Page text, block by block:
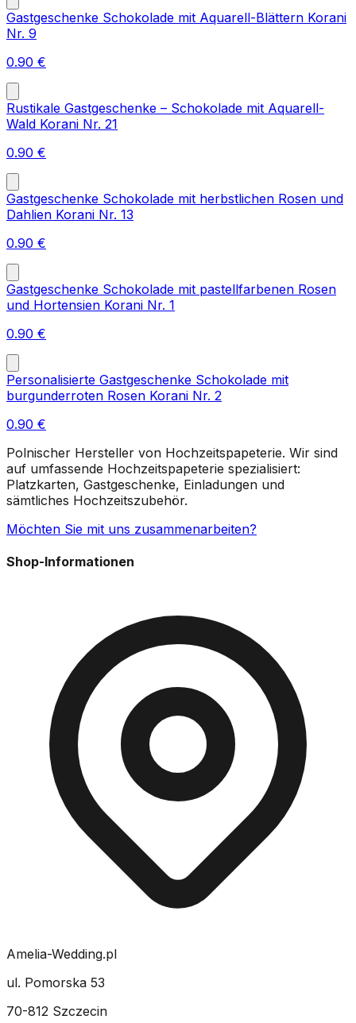
Gastgeschenke Schokolade mit Aquarell-Blättern Korani
Nr. 9
0.90 €
Rustikale Gastgeschenke – Schokolade mit Aquarell-
Wald Korani Nr. 21
0.90 €
Gastgeschenke Schokolade mit herbstlichen Rosen und
Dahlien Korani Nr. 13
0.90 €
Gastgeschenke Schokolade mit pastellfarbenen Rosen
und Hortensien Korani Nr. 1
0.90 €
Personalisierte Gastgeschenke Schokolade mit
burgunderroten Rosen Korani Nr. 2
0.90 €
Polnischer Hersteller von Hochzeitspapeterie. Wir sind
auf umfassende Hochzeitspapeterie spezialisiert:
Platzkarten, Gastgeschenke, Einladungen und
sämtliches Hochzeitszubehör.
Möchten Sie mit uns zusammenarbeiten?
Shop-Informationen
Amelia-Wedding.pl
ul. Pomorska 53
70-812 Szczecin